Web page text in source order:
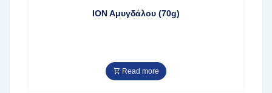
ΙΟΝ Αμυγδάλου (70g)
Read more